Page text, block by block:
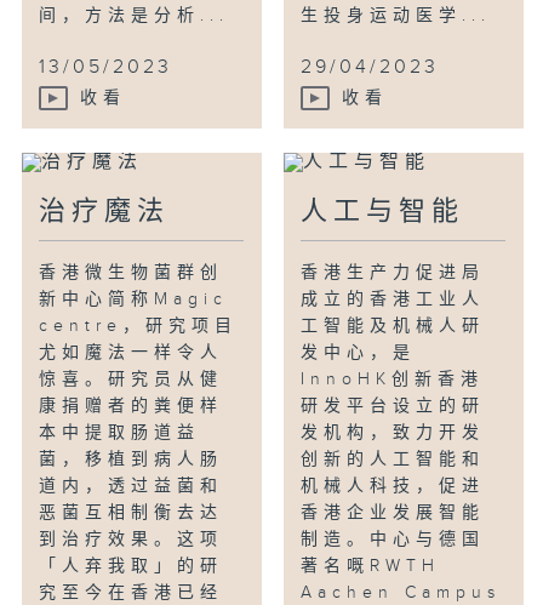
间，方法是分析...
13/05/2023
收看
生投身运动医学...
29/04/2023
收看
治疗魔法
香港微生物菌群创
新中心简称Magic
centre，研究项目
尤如魔法一样令人
惊喜。研究员从健
康捐赠者的粪便样
本中提取肠道益
菌，移植到病人肠
道内，透过益菌和
恶菌互相制衡去达
到治疗效果。这项
「人弃我取」的研
究至今在香港已经
人工与智能
香港生产力促进局
成立的香港工业人
工智能及机械人研
发中心，是
InnoHK创新香港
研发平台设立的研
发机构，致力开发
创新的人工智能和
机械人科技，促进
香港企业发展智能
制造。中心与德国
著名嘅RWTH
Aachen Campus